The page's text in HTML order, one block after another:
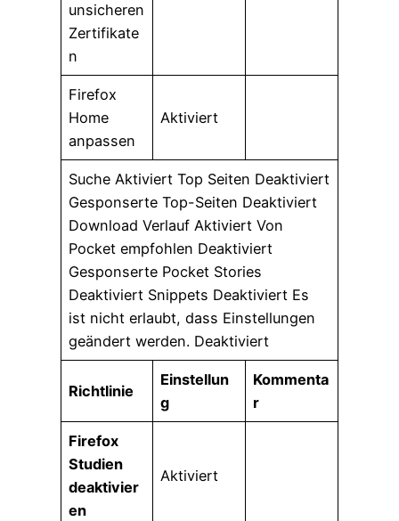
unsicheren
Zertifikate
n
Firefox
Home
anpassen
Aktiviert
Suche Aktiviert Top Seiten Deaktiviert
Gesponserte Top-Seiten Deaktiviert
Download Verlauf Aktiviert Von
Pocket empfohlen Deaktiviert
Gesponserte Pocket Stories
Deaktiviert Snippets Deaktiviert Es
ist nicht erlaubt, dass Einstellungen
geändert werden. Deaktiviert
Richtlinie
Einstellun
g
Kommenta
r
Firefox
Studien
deaktivier
en
Aktiviert